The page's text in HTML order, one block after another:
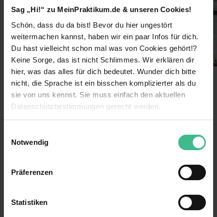
Sag „Hi!“ zu MeinPraktikum.de & unseren Cookies!
Schön, dass du da bist! Bevor du hier ungestört
weitermachen kannst, haben wir ein paar Infos für dich.
Du hast vielleicht schon mal was von Cookies gehört!?
Keine Sorge, das ist nicht Schlimmes. Wir erklären dir
hier, was das alles für dich bedeutet. Wunder dich bitte
nicht, die Sprache ist ein bisschen komplizierter als du
sie von uns kennst. Sie muss einfach den aktuellen
Datenschutzbestimmungen gerecht werden.
Benutzung der Webseite getroffenen Einstellungen zu
Webseite zu analysieren („Statistiken“), um
Informationen zu deiner Verwendung unserer Website an
Notwendig
Präferenzen
Statistiken
Benefits
Gute Anbindung
Flexible Arbeitszeiten